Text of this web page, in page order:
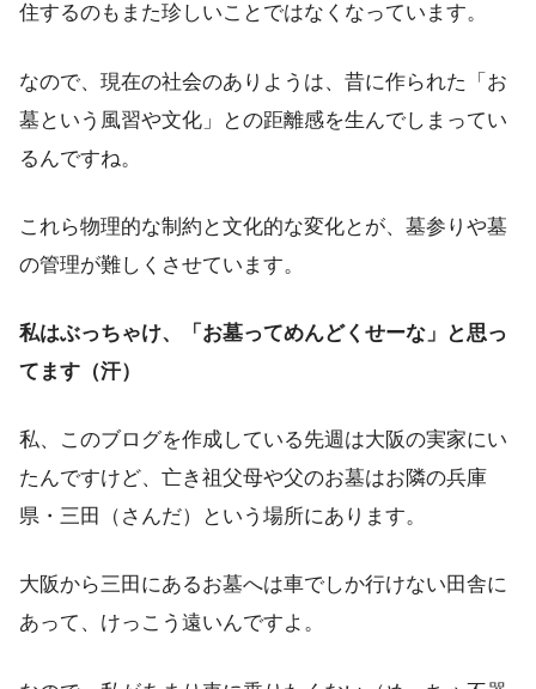
住するのもまた珍しいことではなくなっています。
なので、現在の社会のありようは、昔に作られた「お
墓という風習や文化」との距離感を生んでしまってい
るんですね。
これら物理的な制約と文化的な変化とが、墓参りや墓
の管理が難しくさせています。
私はぶっちゃけ、「お墓ってめんどくせーな」と思っ
てます（汗）
私、このブログを作成している先週は大阪の実家にい
たんですけど、亡き祖父母や父のお墓はお隣の兵庫
県・三田（さんだ）という場所にあります。
大阪から三田にあるお墓へは車でしか行けない田舎に
あって、けっこう遠いんですよ。